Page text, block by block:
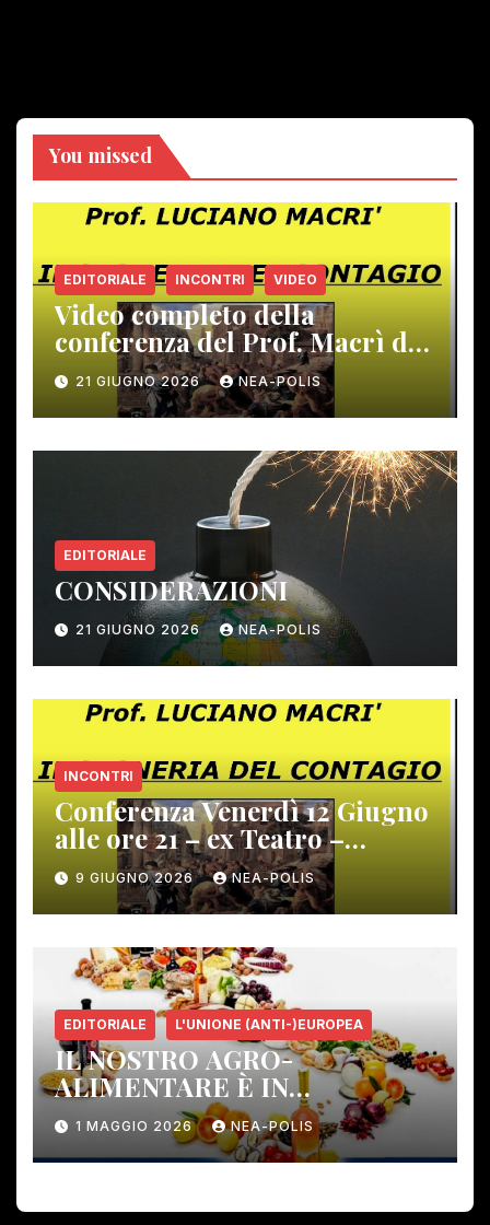
You missed
EDITORIALE INCONTRI VIDEO
Video completo della
conferenza del Prof. Macrì del
12 giugno scorso
21 GIUGNO 2026 NEA-POLIS
EDITORIALE
CONSIDERAZIONI
21 GIUGNO 2026 NEA-POLIS
INCONTRI
Conferenza Venerdì 12 Giugno
alle ore 21 – ex Teatro –
Gambassi Terme –
9 GIUGNO 2026 NEA-POLIS
EDITORIALE L'UNIONE (ANTI-)EUROPEA
IL NOSTRO AGRO-
ALIMENTARE È IN
PERICOLO!
1 MAGGIO 2026 NEA-POLIS